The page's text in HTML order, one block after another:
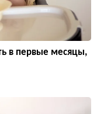
в первые месяцы,